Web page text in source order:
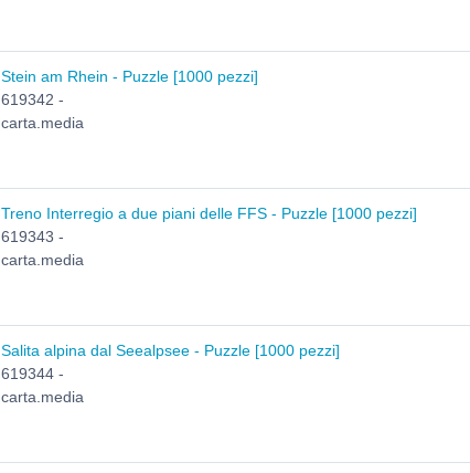
Stein am Rhein - Puzzle [1000 pezzi]
619342 -
carta.media
Treno Interregio a due piani delle FFS - Puzzle [1000 pezzi]
619343 -
carta.media
Salita alpina dal Seealpsee - Puzzle [1000 pezzi]
619344 -
carta.media